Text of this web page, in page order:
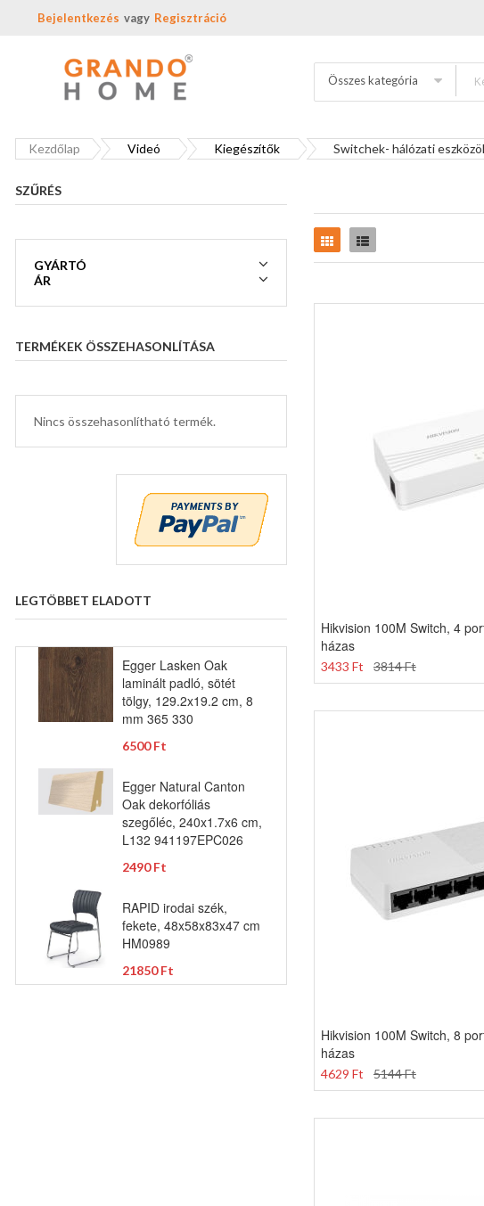
Bejelentkezés Regisztráció
Összes kategória
Kezdőlap Videó Kiegészítők Switchek- hálózati
Rács Lista
Hikvision 100M Switch, 4
házas
3433 Ft 3814 Ft
Hikvision 100M Switch, 8
házas
4629 Ft 5144 Ft
SZŰRÉS
GYÁRTÓ
ÁR
TERMÉKEK ÖSSZEHASONLÍTÁSA
Nincs összehasonlítható termék.
LEGTÖBBET ELADOTT
Egger Lasken Oak
laminált padló, sötét
tölgy, 129.2x19.2 cm, 8
mm 365 330
6500 Ft
Egger Natural Canton
Oak dekorfóliás
szegőléc, 240x1.7x6 cm,
L132 941197EPC026
2490 Ft
RAPID irodai szék,
fekete, 48x58x83x47 cm
HM0989
21850 Ft